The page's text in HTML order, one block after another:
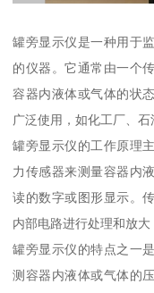
罐旁显示仪是一种用于
的仪器。它通常由一个
容器内液体或气体的状
广泛使用，如化工厂、石
罐旁显示仪的工作原理
力传感器来测量容器内
读的数字或图形显示。
内部电路进行处理和放大
罐旁显示仪的特点之一
测容器内液体或气体的